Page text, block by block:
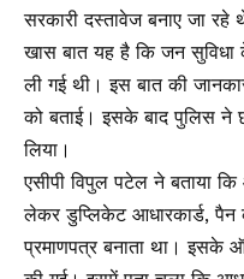
सरकारी दस्तावेज बनाए जा रहे
खास बात यह है कि जन सुविधा
ली गई थी। इस बात की
को बताई। इसके बाद पुलिस ने
लिया।
एसीपी विपुल पटेल ने बताया
लेकर डुप्लिकेट आधारकार्ड, पैन
प्रमाणपत्र बनाता था। इसके